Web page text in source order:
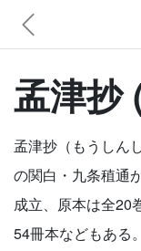
孟津抄
孟津抄（もうしん
の関白・九条稙通
成立、原本は全20
54冊本などもある。